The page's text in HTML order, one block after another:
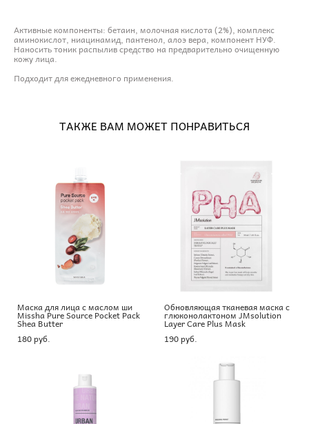
Активные компоненты: бетаин, молочная кислота (2%), комплекс
аминокислот, ниацинамид, пантенол, алоэ вера, компонент НУФ.
Наносить тоник распылив средство на предварительно очищенную
кожу лица.
Подходит для ежедневного применения.
ТАКЖЕ ВАМ МОЖЕТ ПОНРАВИТЬСЯ
Маска для лица с маслом ши
Missha Pure Source Pocket Pack
Shea Butter
180 pуб.
Обновляющая тканевая маска с
глюконолактоном JMsolution
Layer Care Plus Mask
190 pуб.